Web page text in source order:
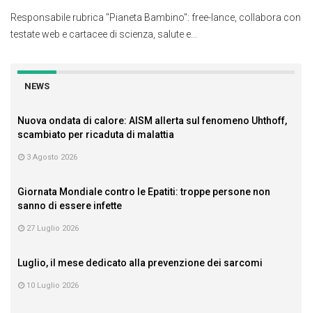
Responsabile rubrica "Pianeta Bambino": free-lance, collabora con
testate web e cartacee di scienza, salute e...
NEWS
Nuova ondata di calore: AISM allerta sul fenomeno Uhthoff,
scambiato per ricaduta di malattia
3 Agosto 2026
Giornata Mondiale contro le Epatiti: troppe persone non
sanno di essere infette
27 Luglio 2026
Luglio, il mese dedicato alla prevenzione dei sarcomi
10 Luglio 2026